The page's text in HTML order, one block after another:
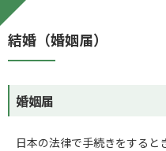
結婚（婚姻届）
婚姻届
日本の法律で手続きをすると